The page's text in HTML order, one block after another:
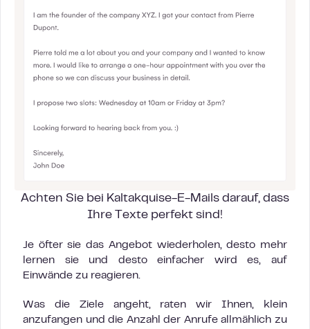
Achten Sie bei Kaltakquise-E-Mails darauf, dass
Ihre Texte perfekt sind!
Je öfter sie das Angebot wiederholen, desto mehr
lernen sie und desto einfacher wird es, auf
Einwände zu reagieren.
Was die Ziele angeht, raten wir Ihnen, klein
anzufangen und die Anzahl der Anrufe allmählich zu